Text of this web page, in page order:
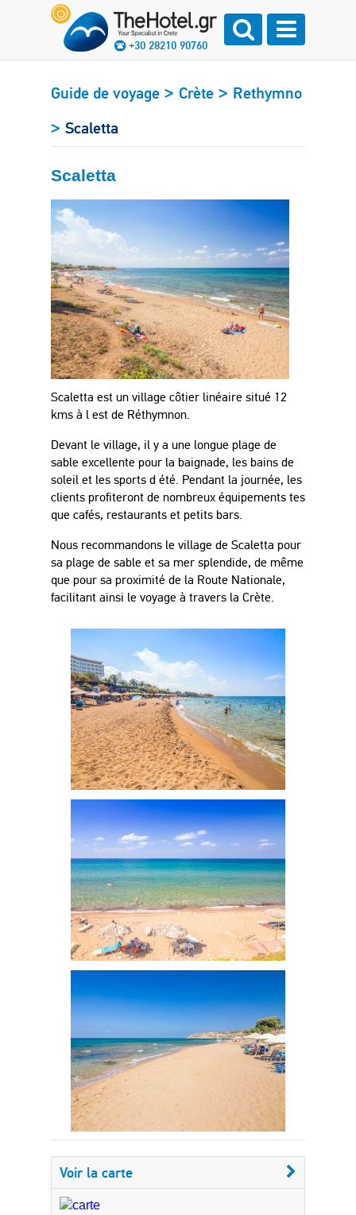
+30 28210 90760
Guide de voyage > Crète > Rethymno
> Scaletta
Scaletta
Scaletta est un village côtier linéaire situé 12
kms à l est de Réthymnon.
Devant le village, il y a une longue plage de
sable excellente pour la baignade, les bains de
soleil et les sports d été. Pendant la journée, les
clients profiteront de nombreux équipements tes
que cafés, restaurants et petits bars.
Nous recommandons le village de Scaletta pour
sa plage de sable et sa mer splendide, de même
que pour sa proximité de la Route Nationale,
facilitant ainsi le voyage à travers la Crète.
Voir la carte